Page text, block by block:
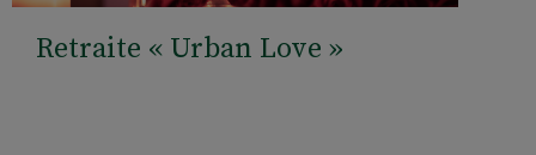
Retraite « Urban Love »